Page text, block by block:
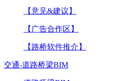
【意见&建议】
【广告合作区】
【路桥软件推介】
交通-道路桥梁BIM